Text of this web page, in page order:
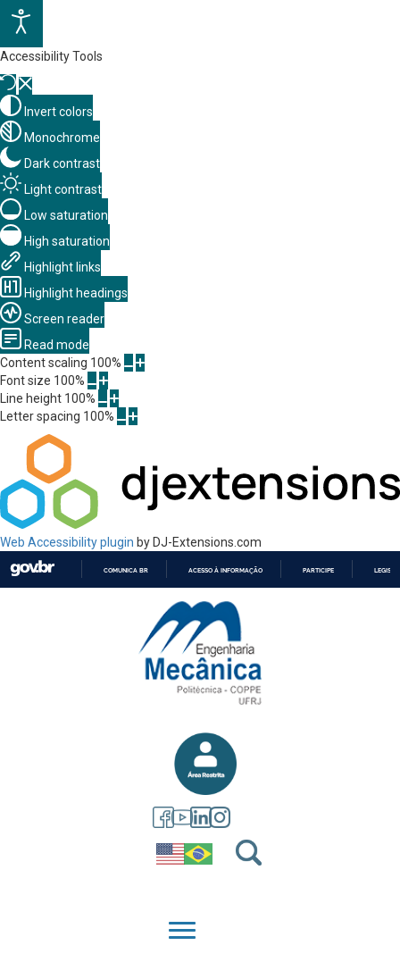
Accessibility Tools
Invert colors
Monochrome
Dark contrast
Light contrast
Low saturation
High saturation
Highlight links
Highlight headings
Screen reader
Read mode
Content scaling 100%
Font size 100%
Line height 100%
Letter spacing 100%
Web Accessibility plugin by DJ-Extensions.com
PARA
CONTEÚDO
COMUNICA BR ACESSO À INFORMAÇÃO PARTICIPE
QUEM SOMOS